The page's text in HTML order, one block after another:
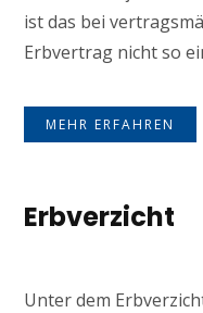
ist das bei
Erbvertrag nicht so
MEHR ERFAHREN
Erbverzicht
Unter dem